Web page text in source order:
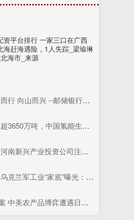
资平台排行 一家三口在广西
海赶海遇险，1人失踪_梁瑜琳
_北海市_来源
储银行顺庆区支行以金融活水润泽乡村沃土
中国氢能生产消费规模位列世界第一位
新兴产业投资公司注册成立
弹7000枚、无人机约1800万架！美国这一新计划，北约5国拒绝加入……
美农产品博弈遭遇日本背刺？